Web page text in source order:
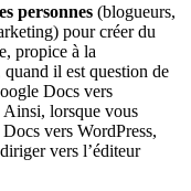
personnes (blogueurs,
pour créer du
propice à la
il est question de
Docs vers
Ainsi, lorsque vous
vers WordPress,
vers l’éditeur